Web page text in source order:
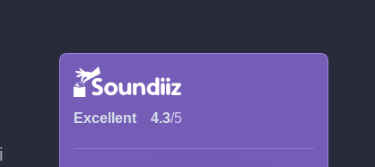
Excellent 4.3/5